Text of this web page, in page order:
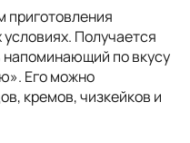
приготовления
Получается
по вкусу
Его можно
кремов, чизкейков и